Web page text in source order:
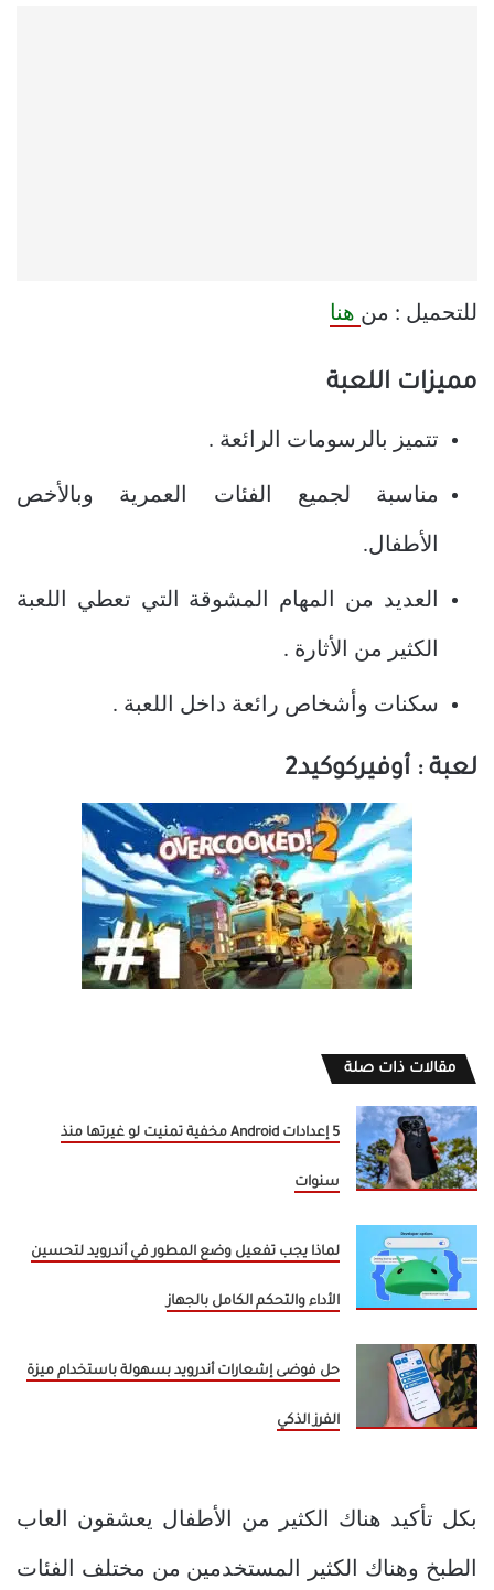
للتحميل : من هنا
مميزات اللعبة
تتميز بالرسومات الرائعة .
مناسبة لجميع الفئات العمرية وبالأخص
الأطفال.
العديد من المهام المشوقة التي تعطي اللعبة
الكثير من الأثارة .
سكنات وأشخاص رائعة داخل اللعبة .
لعبة : أوفيركوكيد2
مقالات ذات صلة
5 إعدادات Android مخفية تمنيت لو غيرتها منذ
سنوات
لماذا يجب تفعيل وضع المطور في أندرويد لتحسين
الأداء والتحكم الكامل بالجهاز
حل فوضى إشعارات أندرويد بسهولة باستخدام ميزة
الفرز الذكي
بكل تأكيد هناك الكثير من الأطفال يعشقون العاب
الطبخ وهناك الكثير المستخدمين من مختلف الفئات